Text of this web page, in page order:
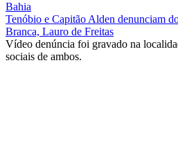
Bahia
Tenóbio e Capitão Alden denunciam
Branca, Lauro de Freitas
Vídeo denúncia foi gravado na
sociais de ambos.